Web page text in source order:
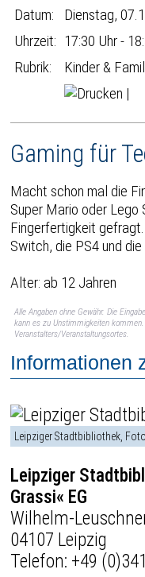
Datum:
Dienstag,
Uhrzeit: 17:30 Uhr -
Rubrik:
Kinder &
|
Gaming für
Macht schon mal die
Super Mario oder Lego
Fingerfertigkeit
Switch, die PS4 und die
Alter: ab 12 Jahren
Alle Angaben ohne Gewähr. Die
kann es zu Unstimmigkeiten
Veranstalters/Veranstaltungsortes.
Informationen
Leipziger Stadtbibliothek,
Leipziger
Grassi« EG
Wilhelm-
04107 Leipzig
Telefon: +49